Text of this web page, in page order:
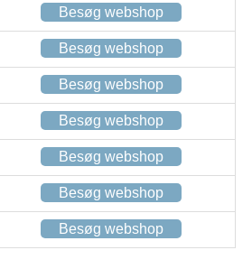
Besøg webshop
Besøg webshop
Besøg webshop
Besøg webshop
Besøg webshop
Besøg webshop
Besøg webshop